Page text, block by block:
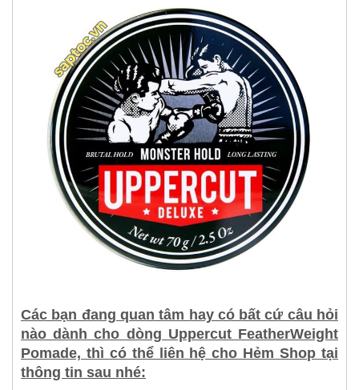
Các bạn đang quan tâm hay có bất cứ câu hỏi
nào dành cho dòng Uppercut FeatherWeight
Pomade, thì có thể liên hệ cho Hẻm Shop tại
thông tin sau nhé: